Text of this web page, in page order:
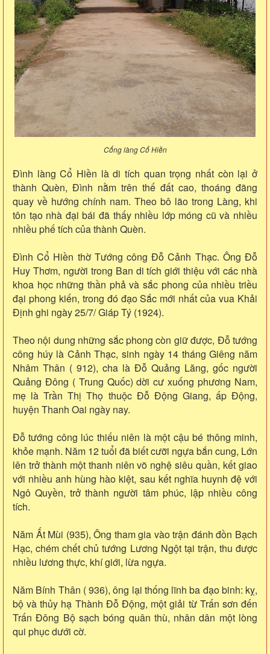
Cổng làng Cổ Hiền
Đình làng Cổ Hiền là di tích quan trọng nhất còn lại ở
thành Quèn, Đình nằm trên thế đất cao, thoáng đãng
quay về hướng chính nam. Theo bô lão trong Làng, khi
tôn tạo nhà đại bái đã thấy nhiều lớp móng cũ và nhiều
nhiều phế tích của thành Quèn.
Đình Cổ Hiền thờ Tướng công Đỗ Cảnh Thạc. Ông Đỗ
Huy Thơm, người trong Ban di tích giới thiệu với các nhà
khoa học những thần phả và sắc phong của nhiều triều
đại phong kiến, trong đó đạo Sắc mới nhất của vua Khải
Định ghi ngày 25/7/ Giáp Tý (1924).
Theo nội dung những sắc phong còn giữ được, Đỗ tướng
công húy là Cảnh Thạc, sinh ngày 14 tháng Giêng năm
Nhâm Thân ( 912), cha là Đỗ Quảng Lăng, gốc người
Quảng Đông ( Trung Quốc) dời cư xuống phương Nam,
mẹ là Trần Thị Thọ thuộc Đỗ Động Giang, ấp Động,
huyện Thanh Oai ngày nay.
Đỗ tướng công lúc thiếu niên là một cậu bé thông minh,
khỏe mạnh. Năm 12 tuổi đã biết cưỡi ngựa bắn cung, Lớn
lên trở thành một thanh niên võ nghệ siêu quần, kết giao
với nhiều anh hùng hào kiệt, sau kết nghĩa huynh đệ với
Ngô Quyền, trở thành người tâm phúc, lập nhiều công
tích.
Năm Ất Mùi (935), Ông tham gia vào trận đánh đồn Bạch
Hạc, chém chết chủ tướng Lương Ngột tại trận, thu được
nhiều lương thực, khí giới, lừa ngựa.
Năm Bính Thân ( 936), ông lại thống lĩnh ba đạo binh: kỵ,
bộ và thủy hạ Thành Đỗ Động, một giải từ Trấn sơn đến
Trấn Đông Bộ sạch bóng quân thù, nhân dân một lòng
qui phục dưới cờ.